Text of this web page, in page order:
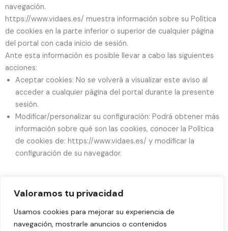
Valoramos tu privacidad
Usamos cookies para mejorar su experiencia de
navegación, mostrarle anuncios o contenidos
navegación.
https://www.vidaes.es/ muestra información sobre su Política
de cookies en la parte inferior o superior de cualquier página
del portal con cada inicio de sesión.
Ante esta información es posible llevar a cabo las siguientes
acciones:
Aceptar cookies: No se volverá a visualizar este aviso al
acceder a cualquier página del portal durante la presente
sesión.
Modificar/personalizar su configuración: Podrá obtener más
información sobre qué son las cookies, conocer la Política
de cookies de: https://www.vidaes.es/ y modificar la
configuración de su navegador.
Aviso legal
Política de Privacidad